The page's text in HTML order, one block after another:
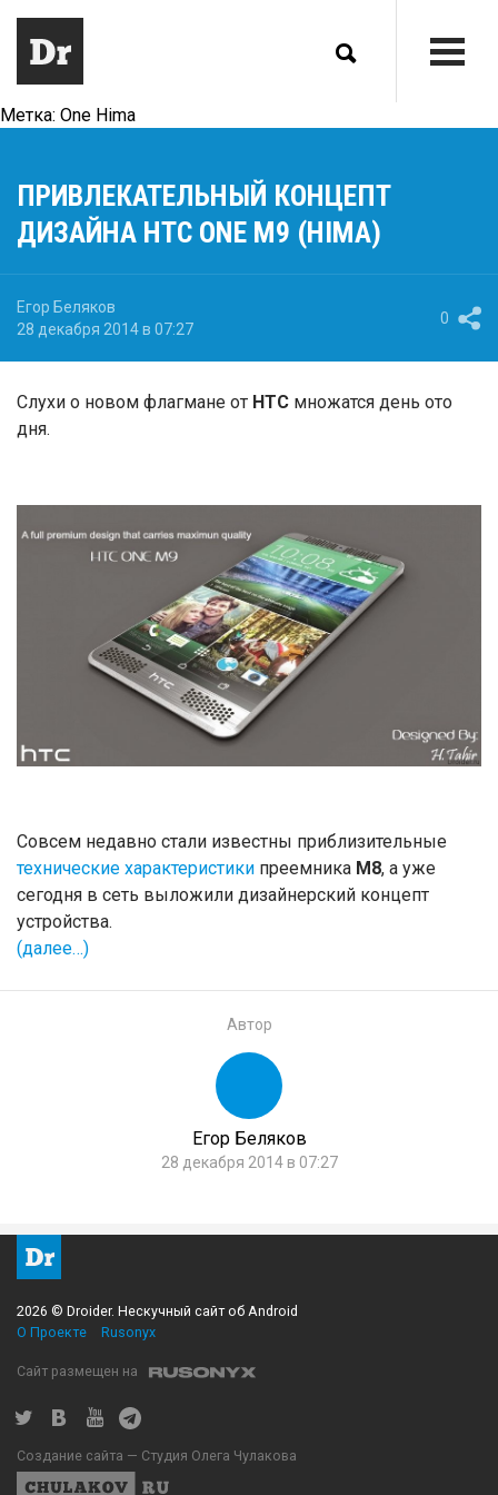
Метка: One Hima
ПРИВЛЕКАТЕЛЬНЫЙ КОНЦЕПТ
ДИЗАЙНА HTC ONE M9 (HIMA)
Егор Беляков
28 декабря 2014 в 07:27
0
Слухи о новом флагмане от HTC множатся день ото
дня.
Совсем недавно стали известны приблизительные
технические характеристики преемника M8, а уже
сегодня в сеть выложили дизайнерский концепт
устройства.
(далее…)
Автор
Егор Беляков
28 декабря 2014 в 07:27
2026 © Droider. Нескучный сайт об Android
О Проекте
Rusonyx
Сайт размещен на
Создание сайта — Студия Олега Чулакова